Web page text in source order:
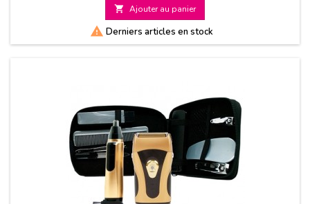
 Ajouter au panier
 Derniers articles en stock